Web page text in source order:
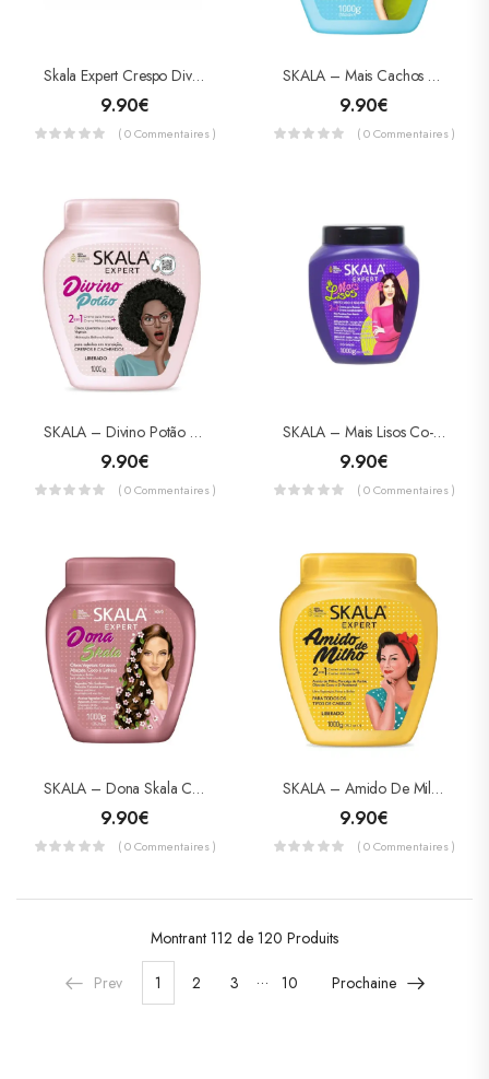
Skala Expert Crespo Divino 3 En 1 Crème Coiffante Protectrice De Chaleur 250g
9.90€
( 0 Commentaires )
SKALA – Mais Cachos Co-Wash – Crème Hydratante
9.90€
( 0 Commentaires )
SKALA – Divino Potão Co-Wash – Crème Revitalisante
9.90€
( 0 Commentaires )
SKALA – Mais Lisos Co-Wash – Crème Lissante
9.90€
( 0 Commentaires )
SKALA – Dona Skala Co-Wash – Crème Hydratante
9.90€
( 0 Commentaires )
SKALA – Amido De Milho Co-Wash – Crème Réparatrice
9.90€
( 0 Commentaires )
Montrant 112 de 120 Produits
Prev 1 2 3 … 10 Prochaine